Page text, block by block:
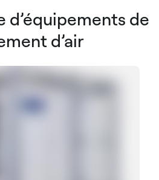
d’équipements de
d’air